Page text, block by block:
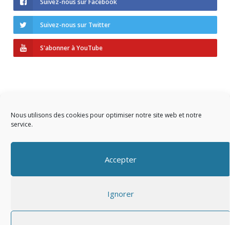
Nous utilisons des cookies pour optimiser notre site web et notre
service.
Accepter
Ignorer
Suivez-nous sur Twitter
S'abonner à YouTube
Copyright © 2023 AIDF
Présentation